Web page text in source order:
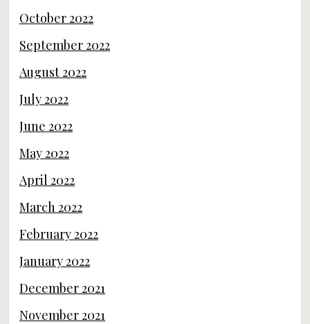
October 2022
September 2022
August 2022
July 2022
June 2022
May 2022
April 2022
March 2022
February 2022
January 2022
December 2021
November 2021